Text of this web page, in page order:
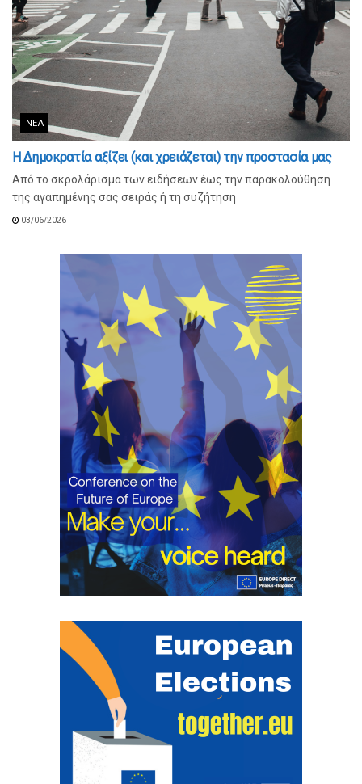
ΝΈΑ
Η Δημοκρατία αξίζει (και χρειάζεται) την προστασία μας
Από το σκρολάρισμα των ειδήσεων έως την παρακολούθηση
της αγαπημένης σας σειράς ή τη συζήτηση
03/06/2026